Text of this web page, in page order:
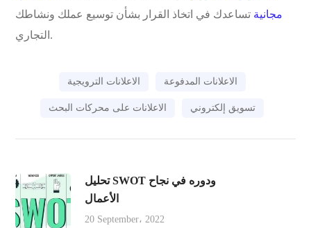
مجانية تساعدك في اتخاذ القرار بشأن توسيع عملك ونشاطك
التجاري.
الاعلانات الترويجية الاعلانات المدفوعة
الاعلانات على محركات البحث تسويق إلكتروني
تحليل SWOT ودوره في نجاح
الأعمال
20 September، 2022